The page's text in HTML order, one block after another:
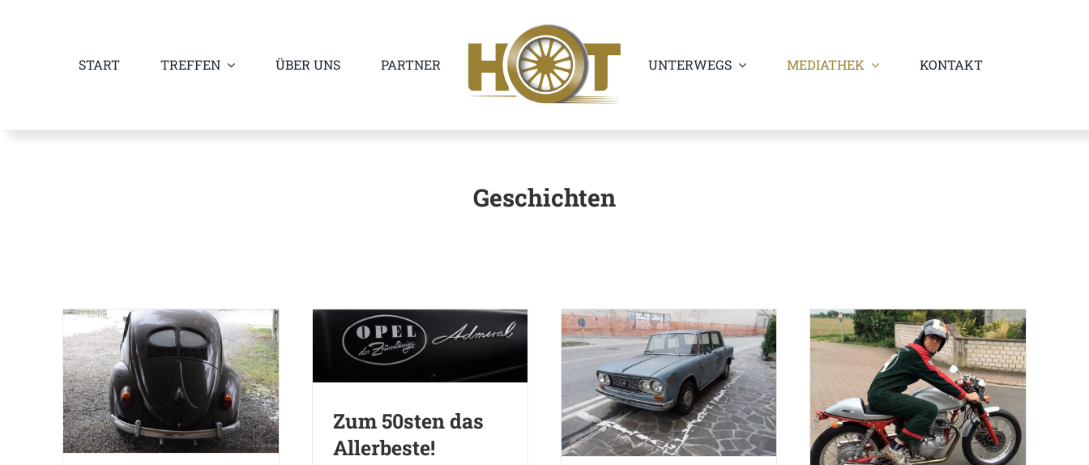
START TREFFEN ÜBER UNS PARTNER UNTERWEGS MEDIATHEK KONTAKT
Geschichten
Aus der Traum?
Denkste!
Zum 50sten das
Allerbeste!
Zum 50sten das
Allerbeste!
Lancia Fulvia
Ein Traum wird
wahr – Honda
Dream 400